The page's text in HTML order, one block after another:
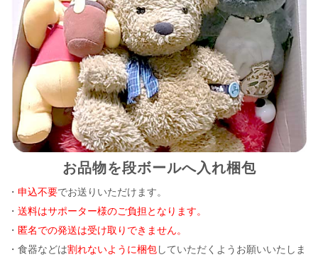
お品物を段ボールへ入れ梱包
・申込不要でお送りいただけます。
・送料はサポーター様のご負担となります。
・ 匿名での発送は受け取りできません。
・食器などは割れないように梱包していただくようお願いいたしま